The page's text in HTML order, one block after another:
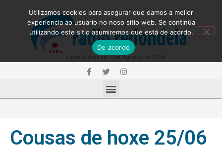
Cousas de hoxe 25/06
Utilizamos cookies para asegurar que damos a mellor
experiencia ao usuario no noso sitio web. Se continúa
utilizando este sitio asumiremos que está de acordo.
De acordo